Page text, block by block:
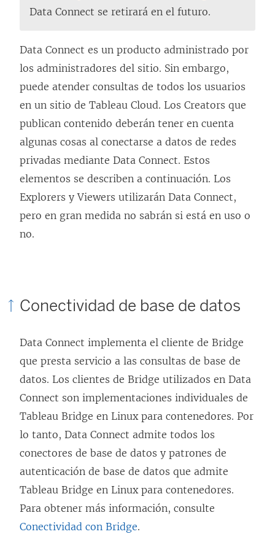
E
e
n
l
a
c
e
s
e
a
b
a
v
e
n
t
a
n
a
n
u
e
e
n
l
a
c
e
e
a
b
u
a
v
e
n
t
a
n
a
n
u
Data Connect se retirará en el futuro.
Data Connect es un producto administrado por
los administradores del sitio. Sin embargo,
puede atender consultas de todos los usuarios
en un sitio de Tableau Cloud. Los Creators que
publican contenido deberán tener en cuenta
algunas cosas al conectarse a datos de redes
privadas mediante Data Connect. Estos
elementos se describen a continuación. Los
Explorers y Viewers utilizarán Data Connect,
pero en gran medida no sabrán si está en uso o
no.
Conectividad de base de datos
Data Connect implementa el cliente de Bridge
que presta servicio a las consultas de base de
datos. Los clientes de Bridge utilizados en Data
Connect son implementaciones individuales de
Tableau Bridge en Linux para contenedores. Por
lo tanto, Data Connect admite todos los
conectores de base de datos y patrones de
autenticación de base de datos que admite
Tableau Bridge en Linux para contenedores.
Para obtener más información, consulte
Conectividad con Bridge.